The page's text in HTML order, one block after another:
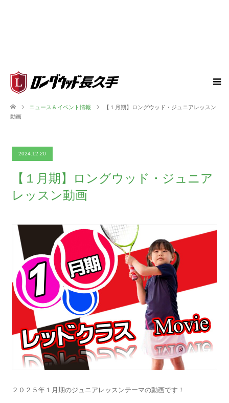
ニュース＆イベント情報
【１月期】ロングウッド・ジュニアレッスン
動画
2024.12.20
【１月期】ロングウッド・ジュニア
レッスン動画
２０２５年１月期のジュニアレッスンテーマの動画です！